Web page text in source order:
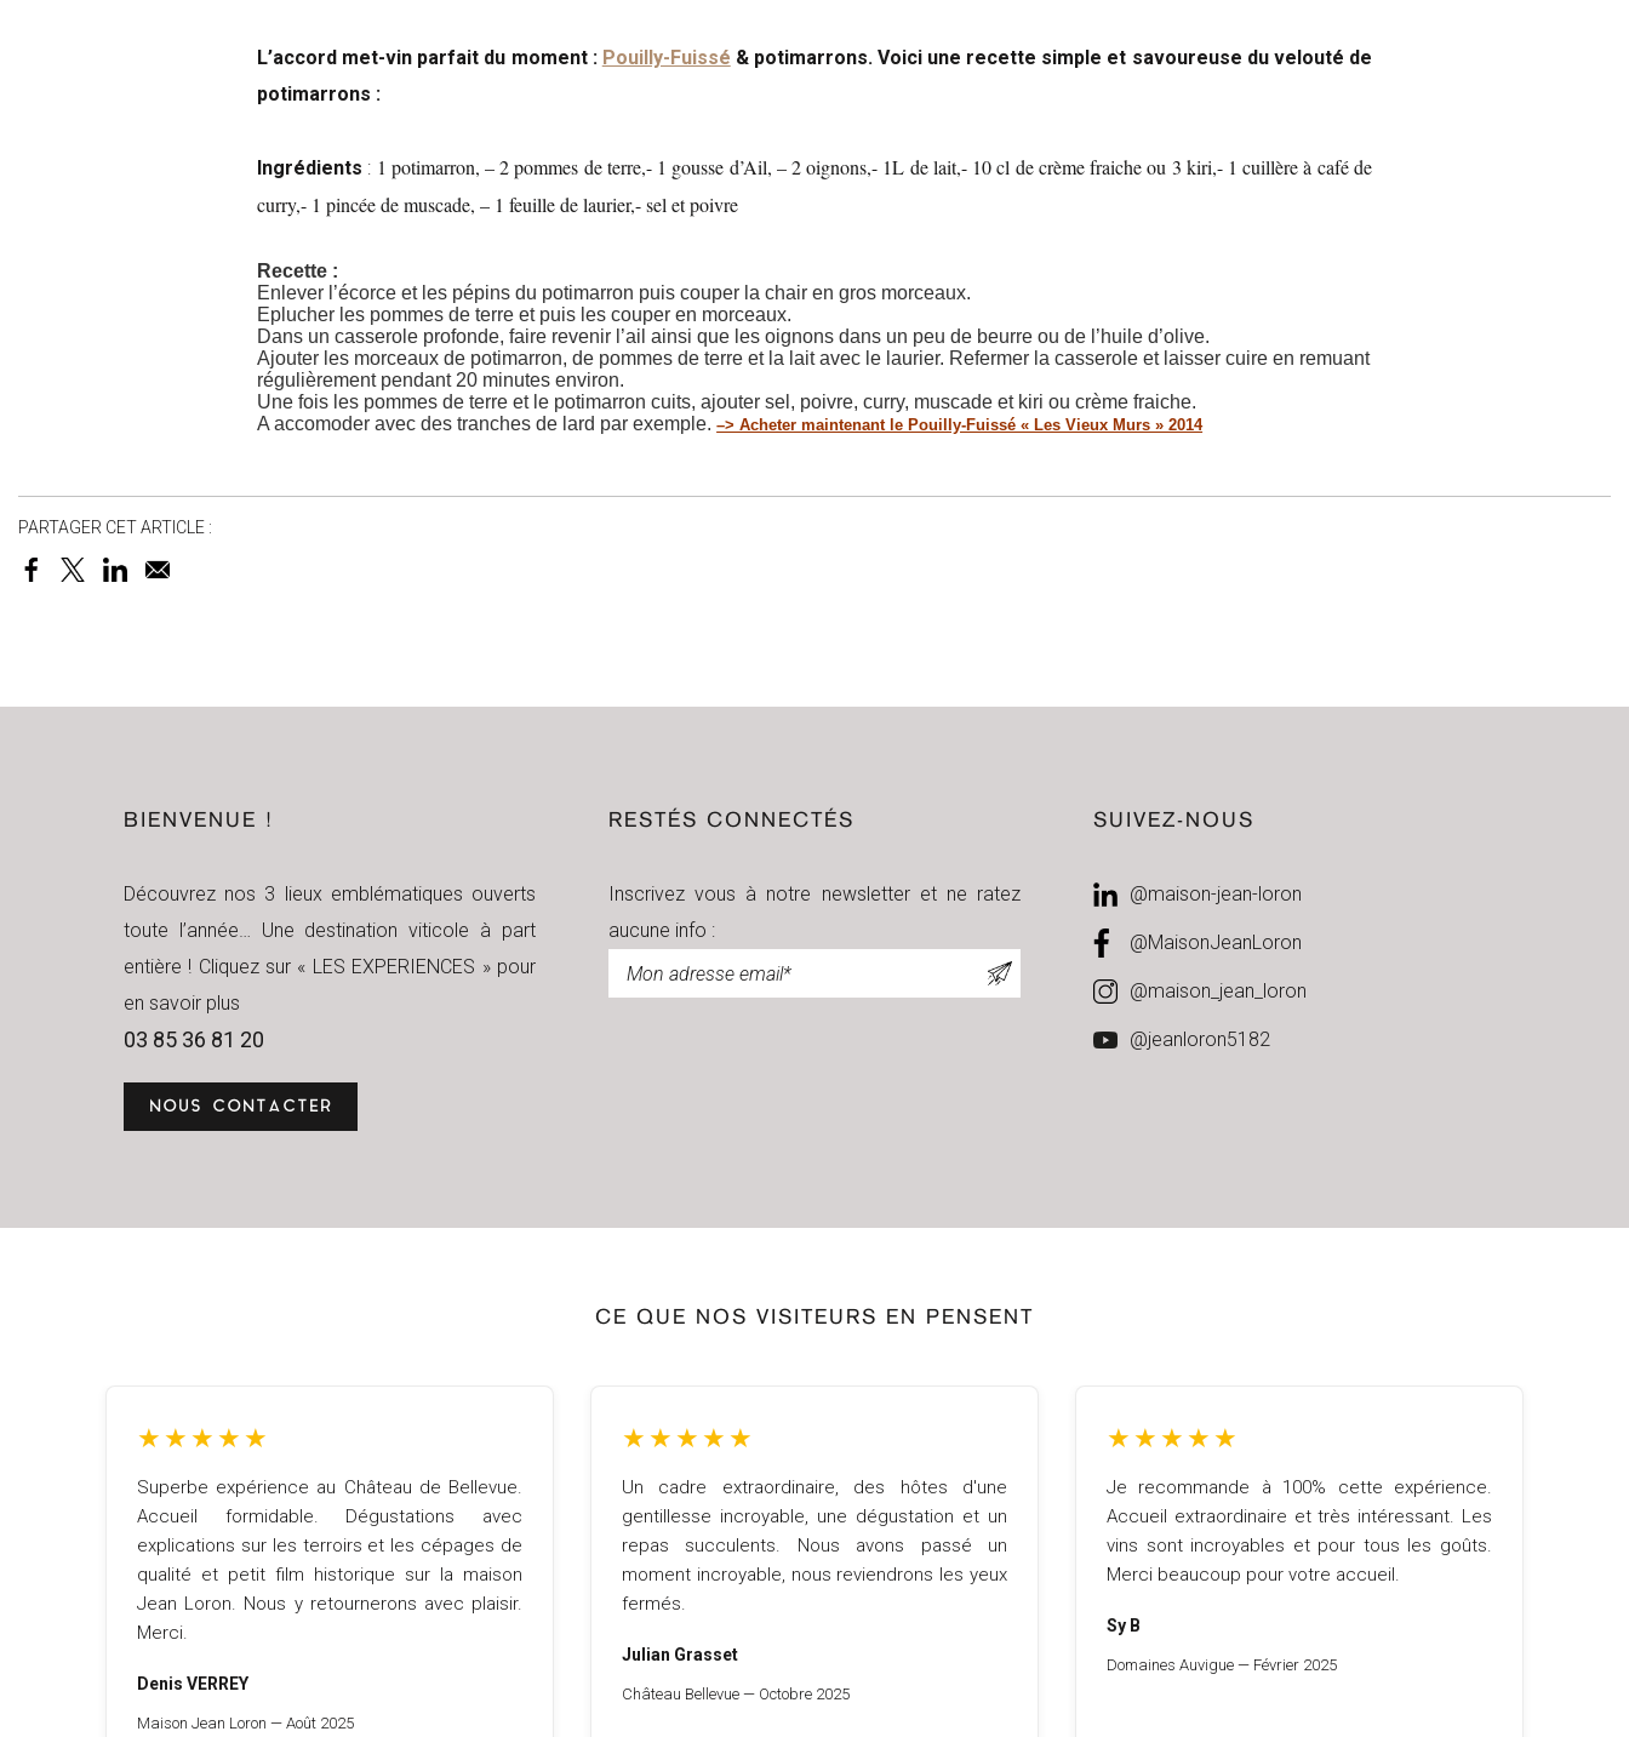
L’accord met-vin parfait du moment : Pouilly-Fuissé & potimarrons. Voici une recette simple et savoureuse du velouté de
potimarrons :
Ingrédients : 1 potimarron, – 2 pommes de terre,- 1 gousse d’Ail, – 2 oignons,- 1L de lait,- 10 cl de crème fraiche ou 3 kiri,- 1 cuillère à café de
curry,- 1 pincée de muscade, – 1 feuille de laurier,- sel et poivre
Recette :
Enlever l’écorce et les pépins du potimarron puis couper la chair en gros morceaux.
Eplucher les pommes de terre et puis les couper en morceaux.
Dans un casserole profonde, faire revenir l’ail ainsi que les oignons dans un peu de beurre ou de l’huile d’olive.
Ajouter les morceaux de potimarron, de pommes de terre et la lait avec le laurier. Refermer la casserole et laisser cuire en remuant
régulièrement pendant 20 minutes environ.
Une fois les pommes de terre et le potimarron cuits, ajouter sel, poivre, curry, muscade et kiri ou crème fraiche.
A accomoder avec des tranches de lard par exemple.–> Acheter maintenant le Pouilly-Fuissé « Les Vieux Murs » 2014
PARTAGER CET ARTICLE :
BIENVENUE !
Découvrez nos 3 lieux emblématiques ouverts
toute l’année… Une destination viticole à part
entière ! Cliquez sur « LES EXPERIENCES » pour
en savoir plus
03 85 36 81 20
NOUS CONTACTER
RESTÉS CONNECTÉS
Inscrivez vous à notre newsletter et ne ratez
aucune info :
SUIVEZ-NOUS
@maison-jean-loron
@MaisonJeanLoron
@maison_jean_loron
@jeanloron5182
CE QUE NOS VISITEURS EN PENSENT
★ ★ ★ ★ ★
Superbe expérience au Château de Bellevue.
Accueil formidable. Dégustations avec
explications sur les terroirs et les cépages de
qualité et petit film historique sur la maison
Jean Loron. Nous y retournerons avec plaisir.
Merci.
Denis VERREY
Maison Jean Loron — Août 2025
★ ★ ★ ★ ★
Un cadre extraordinaire, des hôtes d'une
gentillesse incroyable, une dégustation et un
repas succulents. Nous avons passé un
moment incroyable, nous reviendrons les yeux
fermés.
Julian Grasset
Château Bellevue — Octobre 2025
★ ★ ★ ★ ★
Je recommande à 100% cette expérience.
Accueil extraordinaire et très intéressant. Les
vins sont incroyables et pour tous les goûts.
Merci beaucoup pour votre accueil.
Sy B
Domaines Auvigue — Février 2025